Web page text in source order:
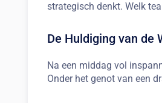
strategisch denkt. Welk
De Huldiging van de
Na een middag vol
Onder het genot van een